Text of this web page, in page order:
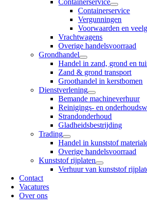
Containerservice
Containerservice
Vergunningen
Voorwaarden en
Vrachtwagens
Overige handelsvoorraad
Grondhandel
Handel in zand, grond en
Zand & grond transport
Groothandel in kerstbomen
Dienstverlening
Bemande machineverhuur
Reinigings- en
Strandonderhoud
Gladheidsbestrijding
Trading
Handel in kunststof
Overige handelsvoorraad
Kunststof rijplaten
Verhuur van kunststof
Contact
Vacatures
Over ons